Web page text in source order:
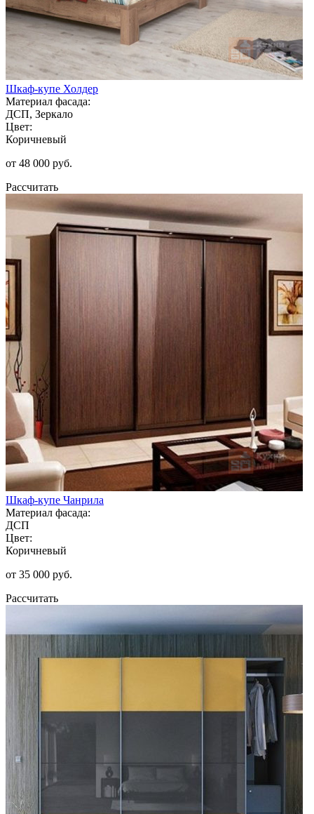
Шкаф-купе Холдер
Материал фасада:
ДСП, Зеркало
Цвет:
Коричневый
от 48 000 руб.
Рассчитать
Шкаф-купе Чанрила
Материал фасада:
ДСП
Цвет:
Коричневый
от 35 000 руб.
Рассчитать